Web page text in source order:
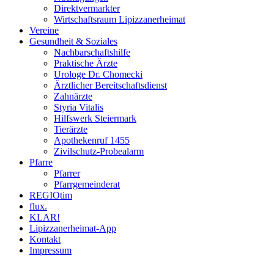
Direktvermarkter
Wirtschaftsraum Lipizzanerheimat
Vereine
Gesundheit & Soziales
Nachbarschaftshilfe
Praktische Ärzte
Urologe Dr. Chomecki
Ärztlicher Bereitschaftsdienst
Zahnärzte
Styria Vitalis
Hilfswerk Steiermark
Tierärzte
Apothekenruf 1455
Zivilschutz-Probealarm
Pfarre
Pfarrer
Pfarrgemeinderat
REGIOtim
flux.
KLAR!
Lipizzanerheimat-App
Kontakt
Impressum